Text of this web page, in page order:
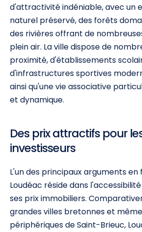
d'attractivité indéniable, avec un
naturel préservé, des forêts
des rivières offrant de
plein air. La ville dispose de
proximité, d'établissements
d'infrastructures sportives
ainsi qu'une vie associative
et dynamique.
Des prix attractifs pour
investisseurs
L'un des principaux arguments en
Loudéac réside dans
ses prix immobiliers.
grandes villes bretonnes et
périphériques de Saint-Brieuc,